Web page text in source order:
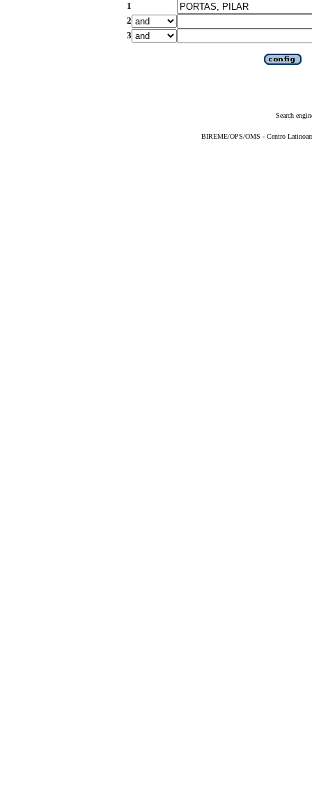
1
2
3
Search
BIREME/OPS/OMS - Centro